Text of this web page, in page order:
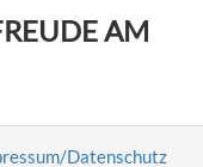
AM
Datenschutz